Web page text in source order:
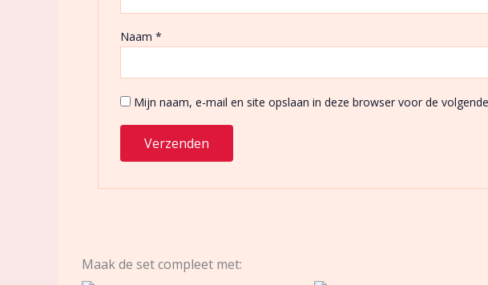
Naam *
Mijn naam, e-mail en site opslaan in deze browser voor de
Maak de set compleet met: